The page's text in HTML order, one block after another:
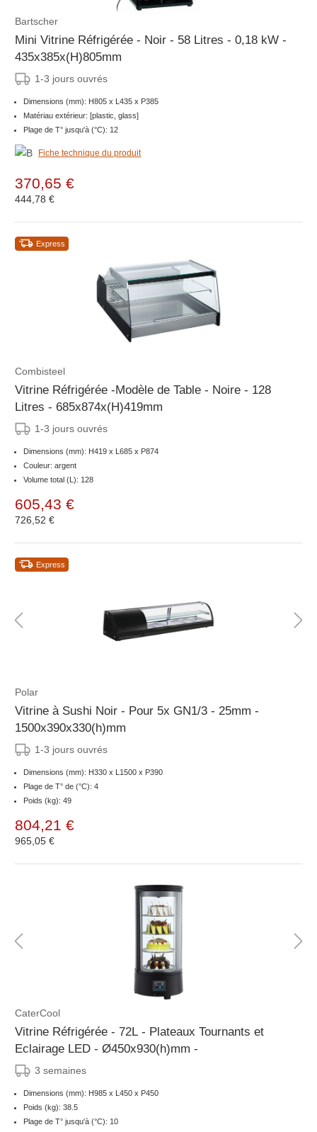
Bartscher
Mini Vitrine Réfrigérée - Noir - 58 Litres - 0,18 kW -
435x385x(H)805mm
1-3 jours ouvrés
Dimensions (mm): H805 x L435 x P385
Matériau extérieur: [plastic, glass]
Plage de T° jusqu'à (°C): 12
Fiche technique du produit
370,65 €
444,78 €
Express
Combisteel
Vitrine Réfrigérée -Modèle de Table - Noire - 128
Litres - 685x874x(H)419mm
1-3 jours ouvrés
Dimensions (mm): H419 x L685 x P874
Couleur: argent
Volume total (L): 128
605,43 €
726,52 €
Express
Polar
Vitrine à Sushi Noir - Pour 5x GN1/3 - 25mm -
1500x390x330(h)mm
1-3 jours ouvrés
Dimensions (mm): H330 x L1500 x P390
Plage de T° de (°C): 4
Poids (kg): 49
804,21 €
965,05 €
CaterCool
Vitrine Réfrigérée - 72L - Plateaux Tournants et
Eclairage LED - Ø450x930(h)mm -
3 semaines
Dimensions (mm): H985 x L450 x P450
Poids (kg): 38.5
Plage de T° jusqu'à (°C): 10